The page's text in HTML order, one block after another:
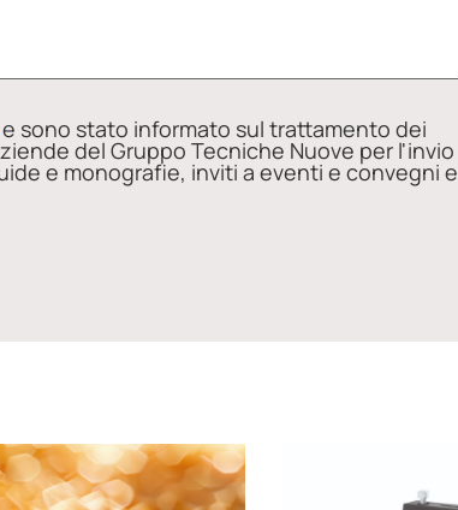
e sono stato informato sul trattamento dei
del Gruppo Tecniche Nuove per l'invio
e monografie, inviti a eventi e convegni e